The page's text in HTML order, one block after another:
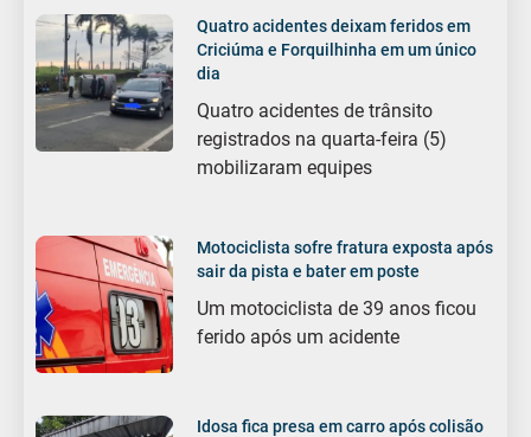
Quatro acidentes deixam feridos em
Criciúma e Forquilhinha em um único
dia
Quatro acidentes de trânsito
registrados na quarta-feira (5)
mobilizaram equipes
Motociclista sofre fratura exposta após
sair da pista e bater em poste
Um motociclista de 39 anos ficou
ferido após um acidente
Idosa fica presa em carro após colisão